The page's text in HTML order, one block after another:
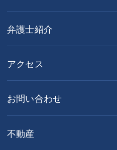
弁護士紹介
アクセス
お問い合わせ
不動産